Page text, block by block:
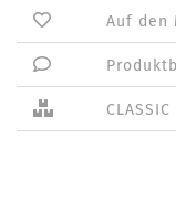
Auf den